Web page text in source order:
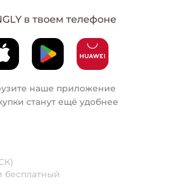
в твоем телефоне
наше приложение
станут ещё удобнее
бесплатный